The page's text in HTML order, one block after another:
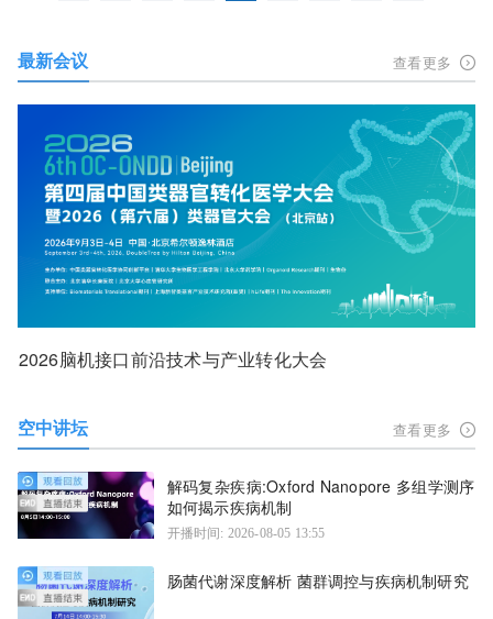
最新会议 查看更多
2026脑机接口前沿技术与产业转化大会
空中讲坛 查看更多
解码复杂疾病:Oxford Nanopore 多组学测序
如何揭示疾病机制
开播时间: 2026-08-05 13:55
肠菌代谢深度解析 菌群调控与疾病机制研究